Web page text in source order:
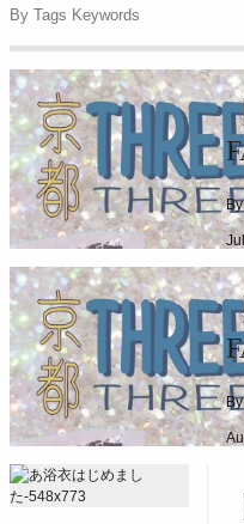
By Tags Keywords
|3027
2024.04.27(SAT)～
|1459